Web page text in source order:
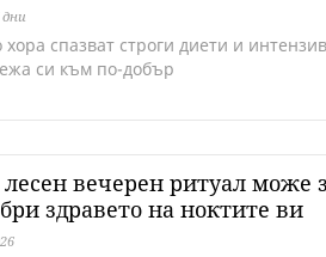
хора спазват строги диети и
си към по-добър
лесен вечерен ритуал може
здравето на ноктите ви